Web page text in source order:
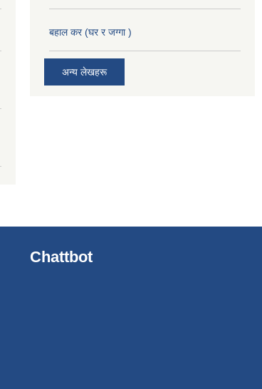
बहाल कर (घर र जग्गा )
अन्य लेखहरू
Chattbot